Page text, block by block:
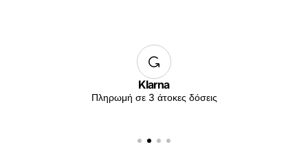
Klarna
Πληρωμή σε 3 άτοκες δόσεις